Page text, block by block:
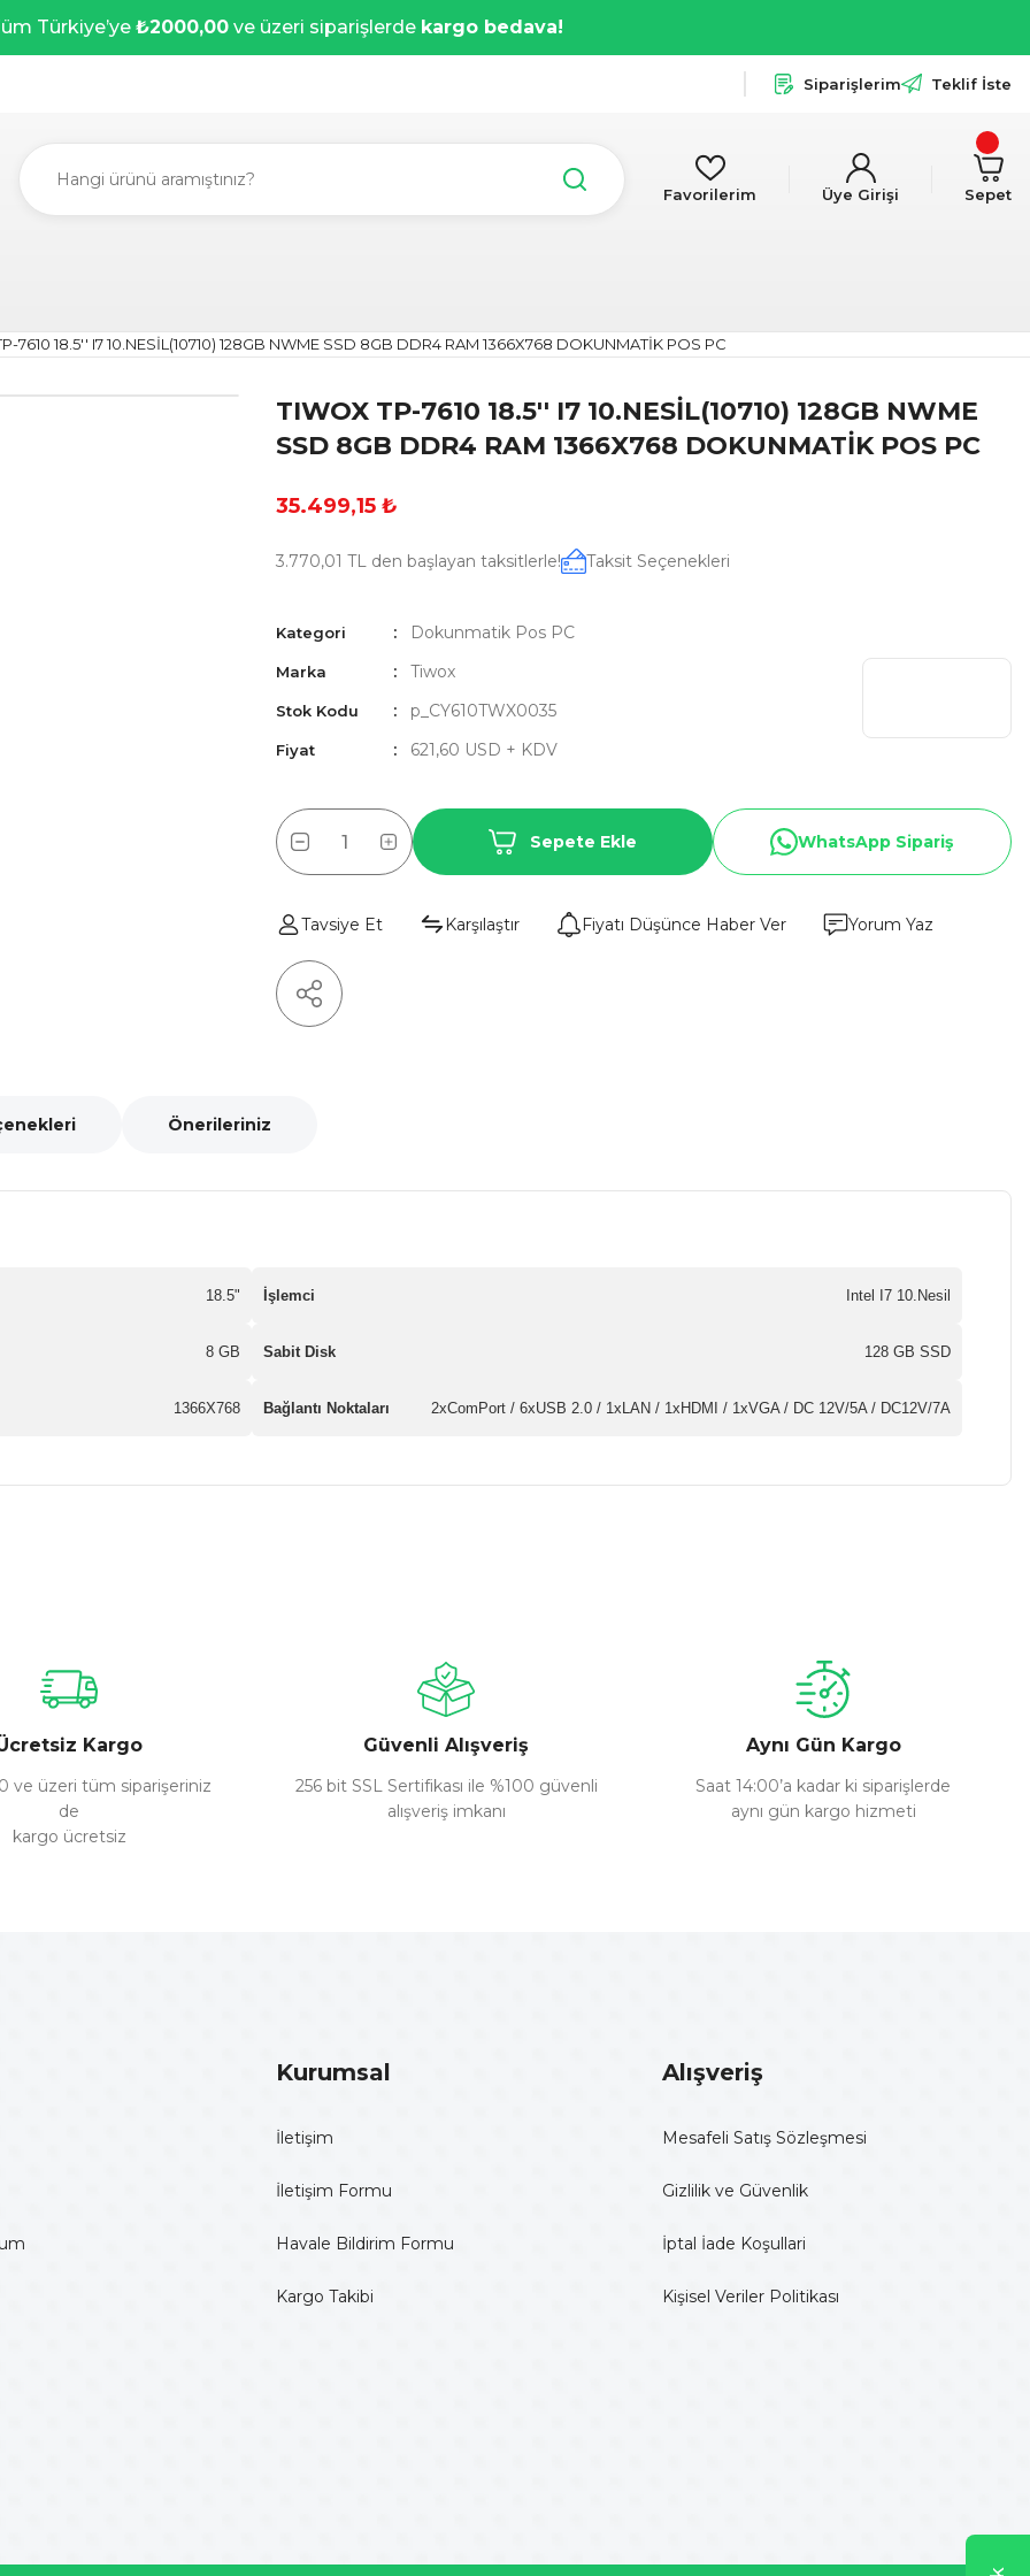
Türkiye’ye ₺2000,00 ve üzeri siparişlerde kargo bedava!
Siparişlerim Teklif İste
Favorilerim Üye Girişi Sepet
7610 18.5'' I7 10.NESİL(10710) 128GB NWME SSD 8GB DDR4 RAM 1366X768 DOKUNMATİK POS PC
TIWOX TP-7610 18.5'' I7 10.NESİL(10710) 128GB NWME
SSD 8GB DDR4 RAM 1366X768 DOKUNMATİK POS PC
35.499,15 ₺
3.770,01 TL den başlayan taksitlerle! Taksit Seçenekleri
Kategori Dokunmatik Pos PC
Marka Tiwox
Stok Kodu p_CY610TWX0035
Fiyat 621,60 USD + KDV
Sepete Ekle WhatsApp Sipariş
Tavsiye Et Karşılaştır Fiyatı Düşünce Haber Ver Yorum Yaz
Önerileriniz
18.5" İşlemci Intel I7 10.Nesil
8 GB Sabit Disk 128 GB SSD
1366X768 Bağlantı Noktaları 2xComPort / 6xUSB 2.0 / 1xLAN / 1xHDMI / 1xVGA / DC 12V/5A / DC12V/7A
Kargo
ve üzeri tüm siparişeriniz
de
kargo ücretsiz
Güvenli Alışveriş
256 bit SSL Sertifikası ile %100 güvenli
alışveriş imkanı
Aynı Gün Kargo
Saat 14:00’a kadar ki siparişlerde
aynı gün kargo hizmeti
Kurumsal
İletişim
İletişim Formu
Havale Bildirim Formu
Kargo Takibi
Alışveriş
Mesafeli Satış Sözleşmesi
Gizlilik ve Güvenlik
İptal İade Koşullari
Kişisel Veriler Politikası